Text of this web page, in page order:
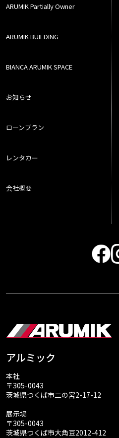
アルミック
本社
〒305-0043
茨城県つくば市二の宮2-17-12
展示場
〒305-0043
茨城県つくば市大角豆2012-412
ARUMIK Partially Owner
ARUMIK BUILDING
BIANCA ARUMIK SPACE
お知らせ
ローンプラン
レンタカー
会社概要